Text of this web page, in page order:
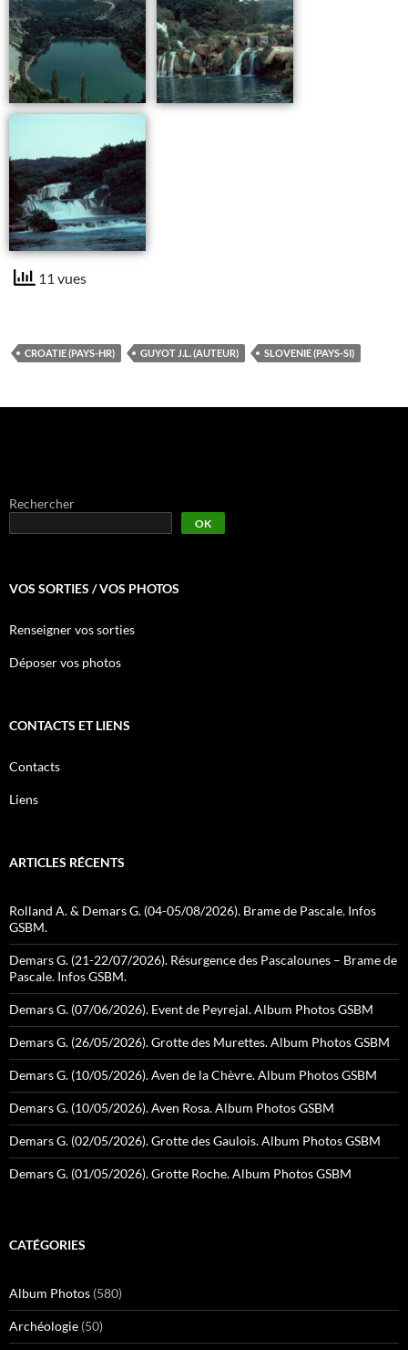
11 vues
CROATIE (PAYS-HR) GUYOT J.L. (AUTEUR) SLOVENIE (PAYS-SI)
Rechercher
OK
VOS SORTIES / VOS PHOTOS
Renseigner vos sorties
Déposer vos photos
CONTACTS ET LIENS
Contacts
Liens
ARTICLES RÉCENTS
Rolland A. & Demars G. (04-05/08/2026). Brame de Pascale. Infos
GSBM.
Demars G. (21-22/07/2026). Résurgence des Pascalounes – Brame de
Pascale. Infos GSBM.
Demars G. (07/06/2026). Event de Peyrejal. Album Photos GSBM
Demars G. (26/05/2026). Grotte des Murettes. Album Photos GSBM
Demars G. (10/05/2026). Aven de la Chèvre. Album Photos GSBM
Demars G. (10/05/2026). Aven Rosa. Album Photos GSBM
Demars G. (02/05/2026). Grotte des Gaulois. Album Photos GSBM
Demars G. (01/05/2026). Grotte Roche. Album Photos GSBM
CATÉGORIES
Album Photos (580)
Archéologie (50)